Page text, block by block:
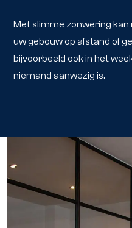
Met slimme zonwering kan
uw gebouw op afstand of
bijvoorbeeld ook in het
niemand aanwezig is.